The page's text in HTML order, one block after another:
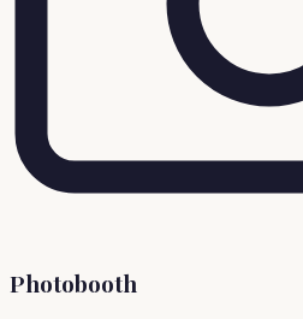
Photobooth